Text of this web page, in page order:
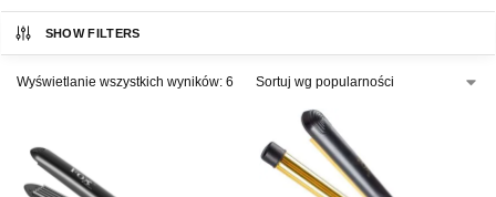
SHOW FILTERS
Wyświetlanie wszystkich wyników: 6